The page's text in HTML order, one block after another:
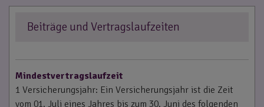
Beiträge und Vertragslaufzeiten
Mindestvertragslaufzeit
1 Versicherungsjahr: Ein Versicherungsjahr ist die Zeit
vom 01. Juli eines Jahres bis zum 30. Juni des folgenden